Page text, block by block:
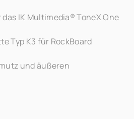
IK Multimedia® ToneX One
Typ K3 für RockBoard
und äußeren